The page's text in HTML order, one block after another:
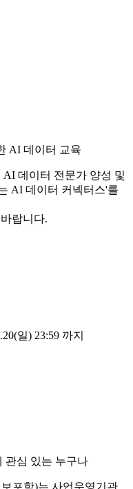
AI 데이터 교육
데이터 전문가 양성 및
AI 데이터 커넥터스'를
랍니다.
일) 23:59 까지
관심 있는 누구나
포함)는 사업운영기관